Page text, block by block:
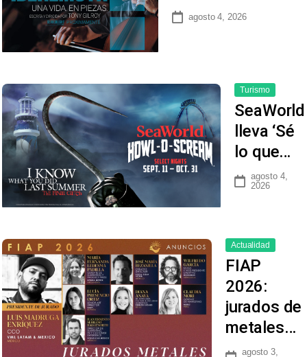
agosto 4, 2026
Turismo
SeaWorld
lleva ‘Sé
lo que…
agosto 4,
2026
Actualidad
FIAP
2026:
jurados de
metales…
agosto 3,